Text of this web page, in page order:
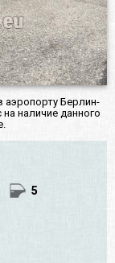
аэропорту Берлин-
наличие данного
5